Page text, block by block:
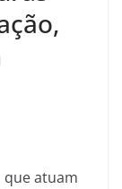
que atuam